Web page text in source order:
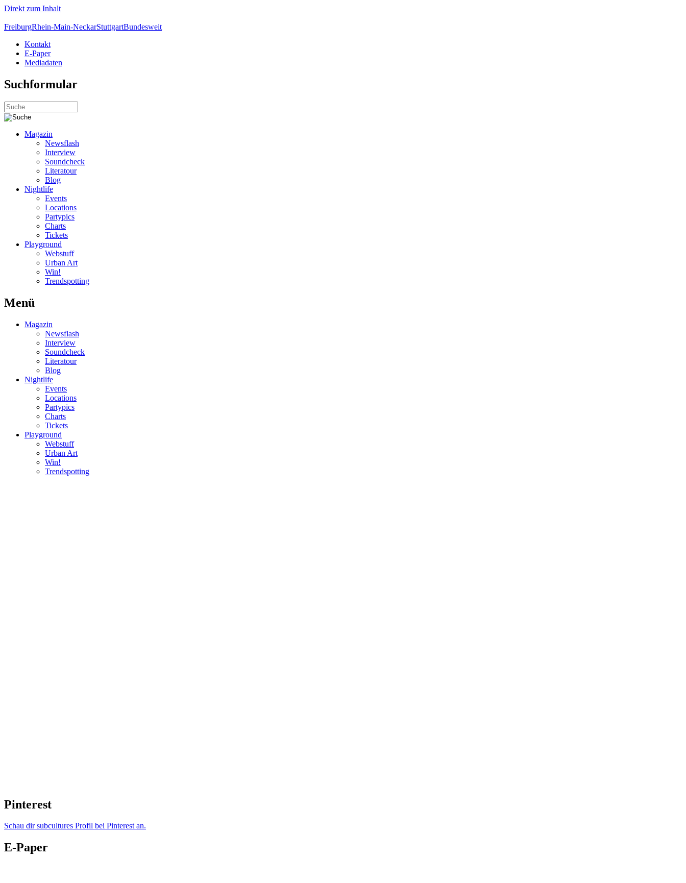
Direkt zum Inhalt
FreiburgRhein-Main-NeckarStuttgartBundesweit
Kontakt
E-Paper
Mediadaten
Suchformular
Magazin
Newsflash
Interview
Soundcheck
Literatour
Blog
Nightlife
Events
Locations
Partypics
Charts
Tickets
Playground
Webstuff
Urban Art
Win!
Trendspotting
Menü
Magazin
Newsflash
Interview
Soundcheck
Literatour
Blog
Nightlife
Events
Locations
Partypics
Charts
Tickets
Playground
Webstuff
Urban Art
Win!
Trendspotting
Pinterest
Schau dir subcultures Profil bei Pinterest an.
E-Paper